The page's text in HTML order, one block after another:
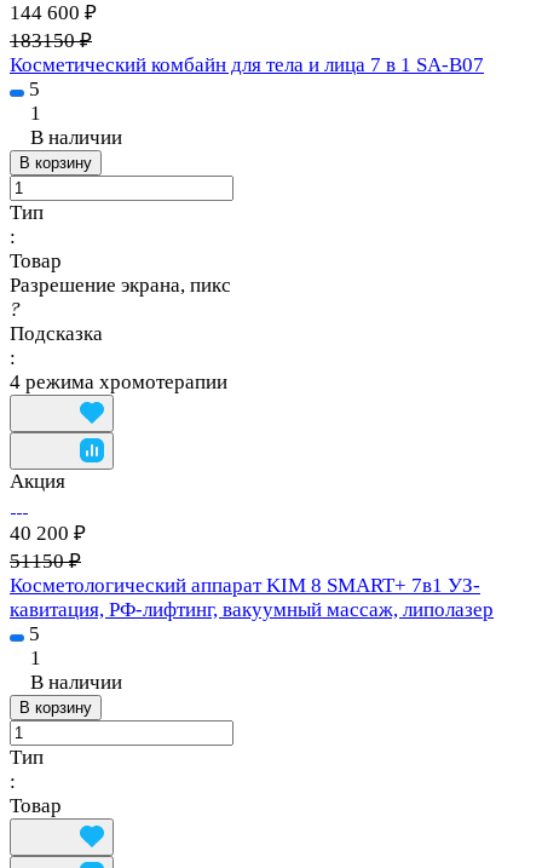
144 600 ₽
183150 ₽
Косметический комбайн для тела и лица 7 в 1 SA-B07
5
1
В наличии
В корзину
Тип
:
Товар
Разрешение экрана, пикс
?
Подсказка
:
4 режима хромотерапии
Акция
40 200 ₽
51150 ₽
Косметологический аппарат KIM 8 SMART+ 7в1 УЗ-
кавитация, РФ-лифтинг, вакуумный массаж, липолазер
5
1
В наличии
В корзину
Тип
:
Товар